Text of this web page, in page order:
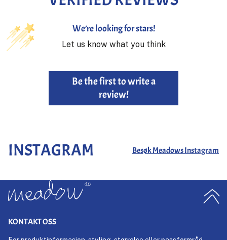
We’re looking for stars!
Let us know what you think
Be the first to write a
review!
INSTAGRAM Besøk Meadows Instagram
KONTAKT OSS